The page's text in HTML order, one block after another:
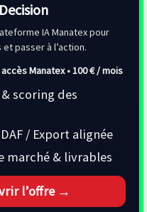
IA Manatex pour
passer à l’action.
Manatex •100 € / mois
scoring des
/ Export alignée
marché & livrables
l’offre →